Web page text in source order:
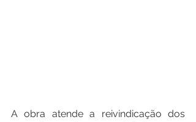
A obra atende a reivindicação dos